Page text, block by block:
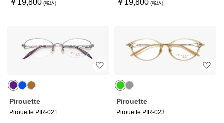
￥19,800 ￥19,800
Pirouette
Pirouette PIR-021
Pirouette
Pirouette PIR-023